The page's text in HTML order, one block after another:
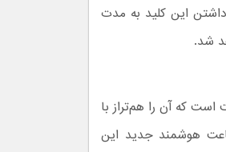
این کلید به مدت
شد.
برابر با ۵۹۰ میلی آمپر ساعت است که آن را هم‌تراز با
ساعت هوشمند جدید این